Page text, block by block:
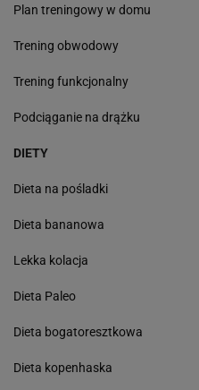
Plan treningowy w domu
Trening obwodowy
Trening funkcjonalny
Podciąganie na drążku
DIETY
Dieta na pośladki
Dieta bananowa
Lekka kolacja
Dieta Paleo
Dieta bogatoresztkowa
Dieta kopenhaska